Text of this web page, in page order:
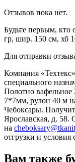
Отзывов пока нет.
Будьте первым, кто
гр, шир. 150 см, хб
Для отправки
Компания
специального
Полотно вафельное
7*7мм, рулон 40 м
Чебоксары.
Ярославская, д.
на
отгрузки и условия
Вам также